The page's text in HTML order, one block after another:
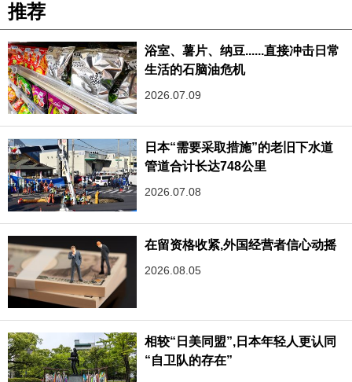
推荐
浴室、薯片、纳豆......直接冲击日常
生活的石脑油危机
2026.07.09
日本“需要采取措施”的老旧下水道
管道合计长达748公里
2026.07.08
在留资格收紧,外国经营者信心动摇
2026.08.05
相较“日美同盟”,日本年轻人更认同
“自卫队的存在”